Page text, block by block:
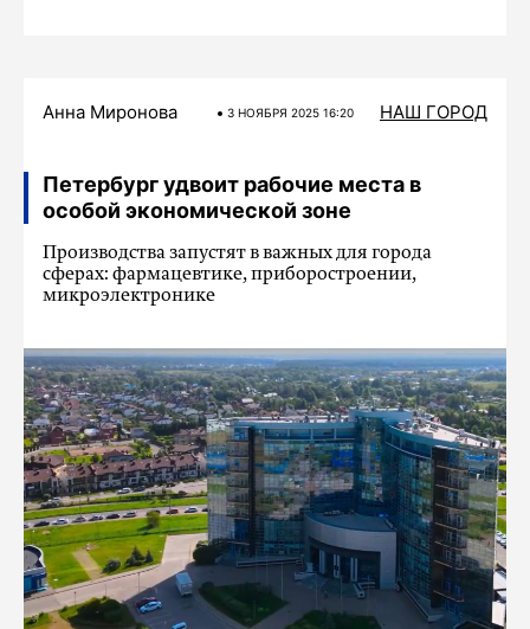
Анна Миронова 3 НОЯБРЯ 2025 16:20 НАШ ГОРОД
Петербург удвоит рабочие места в
особой экономической зоне
Производства запустят в важных для города
сферах: фармацевтике, приборостроении,
микроэлектронике